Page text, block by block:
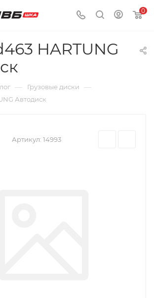
0
HARTUNG
— Грузовые диски —
Автодиск
Артикул: 14993